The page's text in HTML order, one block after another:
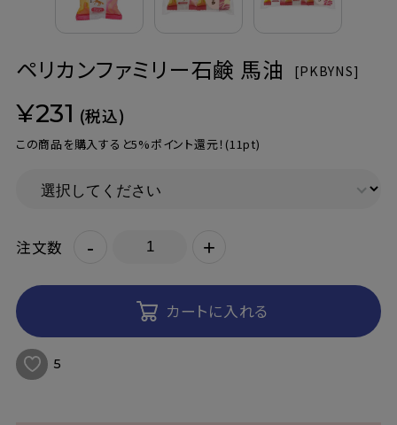
利用規約
ペリカンファミリー石鹸 馬油 [PKBYNS]
¥231 (税込)
この商品を購入すると5%ポイント還元！ (11pt)
注文数 - +
カートに入れる
5